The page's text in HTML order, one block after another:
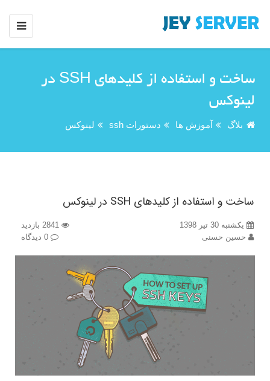
ساخت و استفاده از کلیدهای SSH در
لینوکس
بلاگ آموزش ها دستورات ssh لینوکس
ساخت و استفاده از کلیدهای SSH در لینوکس
یکشنبه 30 تیر 1398
حسین حسنی